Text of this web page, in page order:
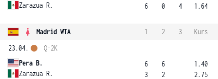
Zarazua R.
6
0
4
1.64
Madrid WTA 1 2 3
Kurs
23.04.
Pera B.
Zarazua R.
Q-2K
6
3
6
2
1.40
2.75